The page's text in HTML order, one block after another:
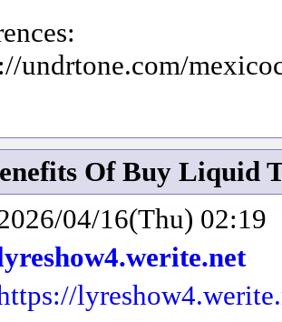
undrtone.com/
Of Buy Liquid
04/16(Thu) 02:19